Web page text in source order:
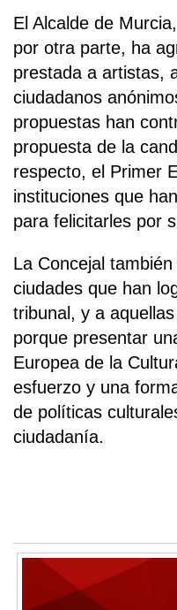
El Alcalde de
por otra parte, ha
prestada a artistas,
ciudadanos
propuestas han
propuesta de la
respecto, el Primer
instituciones que
para felicitarles por
La Concejal
ciudades que han
tribunal, y a
porque presentar
Europea de la
esfuerzo y una
de políticas
ciudadanía.